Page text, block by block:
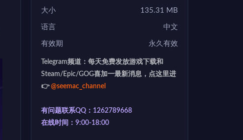
大小 135.31 MB
语言 中文
有效期 永久有效
Telegram频道：每天免费发放游戏下载和
Steam/Epic/GOG喜加一最新消息，点这里进
👉@seemac_channel
有问题联系QQ：1262789668
在线时间：9:00-18:00